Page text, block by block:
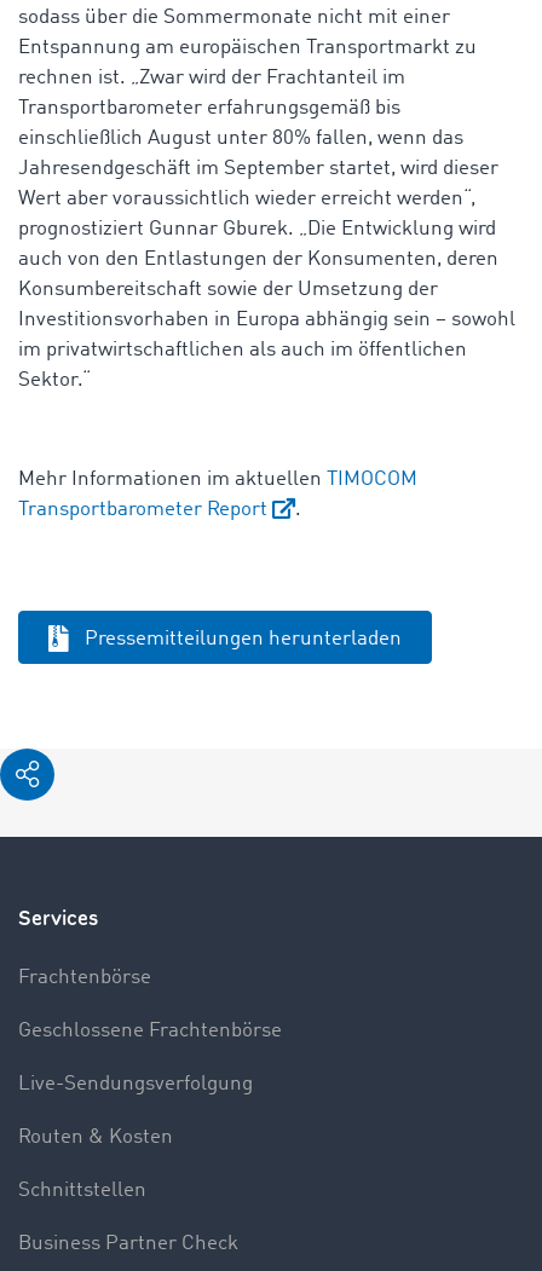
sodass über die Sommermonate nicht mit einer
Entspannung am europäischen Transportmarkt zu
rechnen ist. „Zwar wird der Frachtanteil im
Transportbarometer erfahrungsgemäß bis
einschließlich August unter 80% fallen, wenn das
Jahresendgeschäft im September startet, wird dieser
Wert aber voraussichtlich wieder erreicht werden“,
prognostiziert Gunnar Gburek. „Die Entwicklung wird
auch von den Entlastungen der Konsumenten, deren
Konsumbereitschaft sowie der Umsetzung der
Investitionsvorhaben in Europa abhängig sein – sowohl
im privatwirtschaftlichen als auch im öffentlichen
Sektor.“
Mehr Informationen im aktuellen TIMOCOM
Transportbarometer Report
.
Pressemitteilungen herunterladen
Services
Frachtenbörse
Geschlossene Frachtenbörse
Live-Sendungsverfolgung
Routen & Kosten
Schnittstellen
Business Partner Check